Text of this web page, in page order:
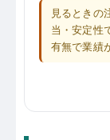
見るときの
当・安定性
有無で業績